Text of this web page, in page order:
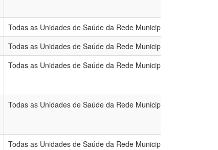
Todas as Unidades de Saúde da Rede Municipal
Todas as Unidades de Saúde da Rede Municipal
Todas as Unidades de Saúde da Rede Municipal
Todas as Unidades de Saúde da Rede Municipal
Todas as Unidades de Saúde da Rede Municipal